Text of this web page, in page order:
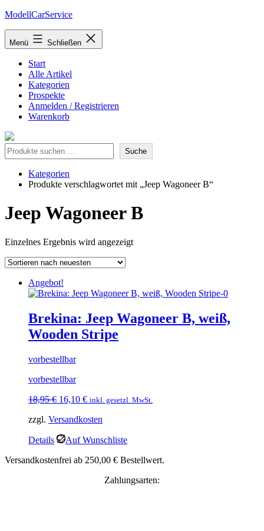
Zum
springen
ModellCarService
Menü Schließen
Start
Alle Artikel
Kategorien
Prospekte
Anmelden / Registrieren
Warenkorb
Suche Suche
Kategorien
Produkte verschlagwortet mit „Jeep Wagoneer B“
Jeep Wagoneer B
Einzelnes Ergebnis wird angezeigt
Angebot!
Brekina: Jeep Wagoneer B, weiß,
Wooden Stripe
vorbestellbar
vorbestellbar
18,95€ Ursprünglicher
war:
16,10 €Aktueller
ist:
inkl. gesetzl. MwSt.
zzgl. Versandkosten
Details
Auf Wunschliste
Versandkostenfrei ab 250,00 € Bestellwert.
Zahlungsarten: